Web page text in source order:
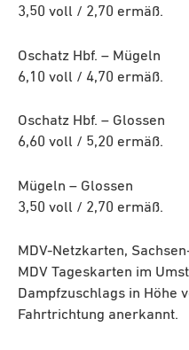
3,50 voll / 2,70 ermäß.
Oschatz Hbf. –
6,10 voll / 4,70 ermäß.
Oschatz Hbf. –
6,60 voll / 5,20 ermäß.
Mügeln –
3,50 voll / 2,70 ermäß.
MDV-Netzkarten,
MDV Tageskarten im
Dampfzuschlags in Höhe
Fahrtrichtung anerkannt.